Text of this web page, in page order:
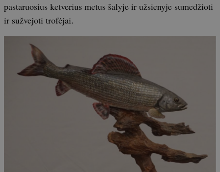
pastaruosius ketverius metus šalyje ir užsienyje sumedžioti
ir sužvejoti trofėjai.